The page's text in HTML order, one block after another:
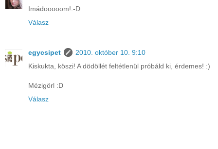
Imádooooom!:-D
Válasz
egycsipet
2010. október 10. 9:10
Kiskukta, köszi! A dödöllét feltétlenül próbáld ki, érdemes! :)
Mézigörl :D
Válasz